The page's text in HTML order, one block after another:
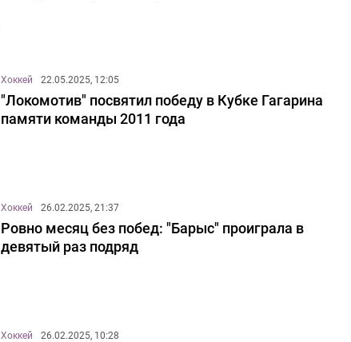
Хоккей 22.05.2025, 12:05
"Локомотив" посвятил победу в Кубке Гагарина
памяти команды 2011 года
Хоккей 26.02.2025, 21:37
Ровно месяц без побед: "Барыс" проиграла в
девятый раз подряд
Хоккей 26.02.2025, 10:28